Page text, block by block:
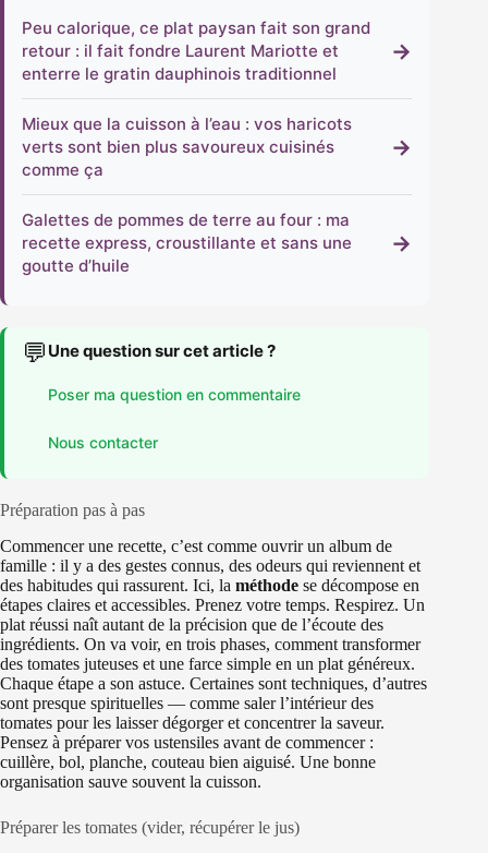
Peu calorique, ce plat paysan fait son grand
retour : il fait fondre Laurent Mariotte et
enterre le gratin dauphinois traditionnel
→
Mieux que la cuisson à l’eau : vos haricots
verts sont bien plus savoureux cuisinés
comme ça
→
Galettes de pommes de terre au four : ma
recette express, croustillante et sans une
goutte d’huile
→
💬 Une question sur cet article ?
Poser ma question en commentaire
Nous contacter
Préparation pas à pas
Commencer une recette, c’est comme ouvrir un album de
famille : il y a des gestes connus, des odeurs qui reviennent et
des habitudes qui rassurent. Ici, la méthode se décompose en
étapes claires et accessibles. Prenez votre temps. Respirez. Un
plat réussi naît autant de la précision que de l’écoute des
ingrédients. On va voir, en trois phases, comment transformer
des tomates juteuses et une farce simple en un plat généreux.
Chaque étape a son astuce. Certaines sont techniques, d’autres
sont presque spirituelles — comme saler l’intérieur des
tomates pour les laisser dégorger et concentrer la saveur.
Pensez à préparer vos ustensiles avant de commencer :
cuillère, bol, planche, couteau bien aiguisé. Une bonne
organisation sauve souvent la cuisson.
Préparer les tomates (vider, récupérer le jus)